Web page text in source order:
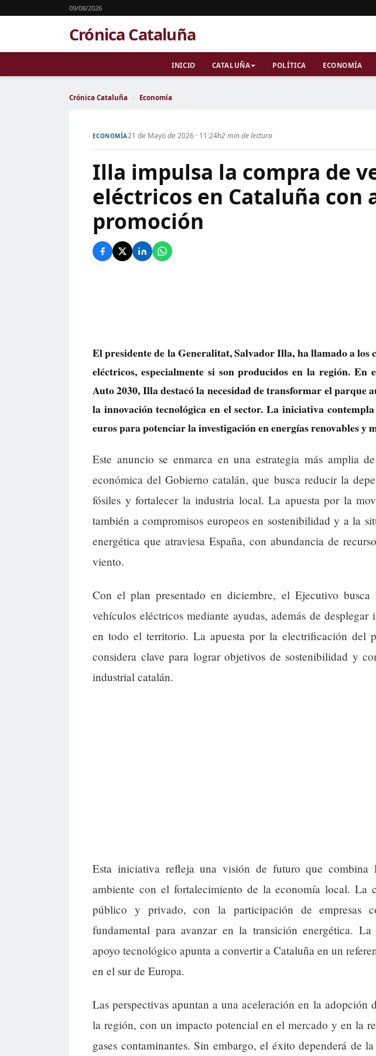
09/08/2026
Crónica Cataluña
INICIO CATALUÑA POLÍTICA ECONOMÍA
Crónica Cataluña › Economía
ECONOMÍA21 de Mayo de 2026 · 11:24h2 min de lectura
Illa impulsa la compra de
eléctricos en Cataluña con
promoción
El presidente de la Generalitat, Salvador Illa, ha llamado a los
eléctricos, especialmente si son producidos en la región. En
Auto 2030, Illa destacó la necesidad de transformar el parque
la innovación tecnológica en el sector. La iniciativa
euros para potenciar la investigación en energías renovables y
Este anuncio se enmarca en una estrategia más amplia
económica del Gobierno catalán, que busca reducir la
fósiles y fortalecer la industria local. La apuesta por la
también a compromisos europeos en sostenibilidad y a la
energética que atraviesa España, con abundancia de
viento.
Con el plan presentado en diciembre, el Ejecutivo
vehículos eléctricos mediante ayudas, además de desplegar
en todo el territorio. La apuesta por la electrificación del
considera clave para lograr objetivos de sostenibilidad y
industrial catalán.
Esta iniciativa refleja una visión de futuro que combina
ambiente con el fortalecimiento de la economía local. La
público y privado, con la participación de empresas
fundamental para avanzar en la transición energética.
apoyo tecnológico apunta a convertir a Cataluña en un
en el sur de Europa.
Las perspectivas apuntan a una aceleración en la adopción
la región, con un impacto potencial en el mercado y en la
gases contaminantes. Sin embargo, el éxito dependerá de